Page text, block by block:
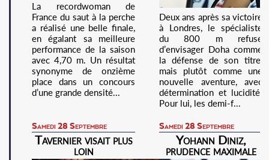
La recordwoman de
France du saut à la perche
a réalisé une belle finale,
en égalant sa meilleure
performance de la saison
avec 4,70 m. Un résultat
synonyme de onzième
place dans un concours
d’une grande densité...
Deux ans après sa victoire
à Londres, le spécialiste
du 800 m refuse
d’envisager Doha comme
la défense de son titre,
mais plutôt comme une
nouvelle aventure, avec
détermination et lucidité.
Pour lui, les demi-f...
Samedi 28 Septembre
Tavernier visait plus
loin
Samedi 28 Septembre
Yohann Diniz,
prudence maximale